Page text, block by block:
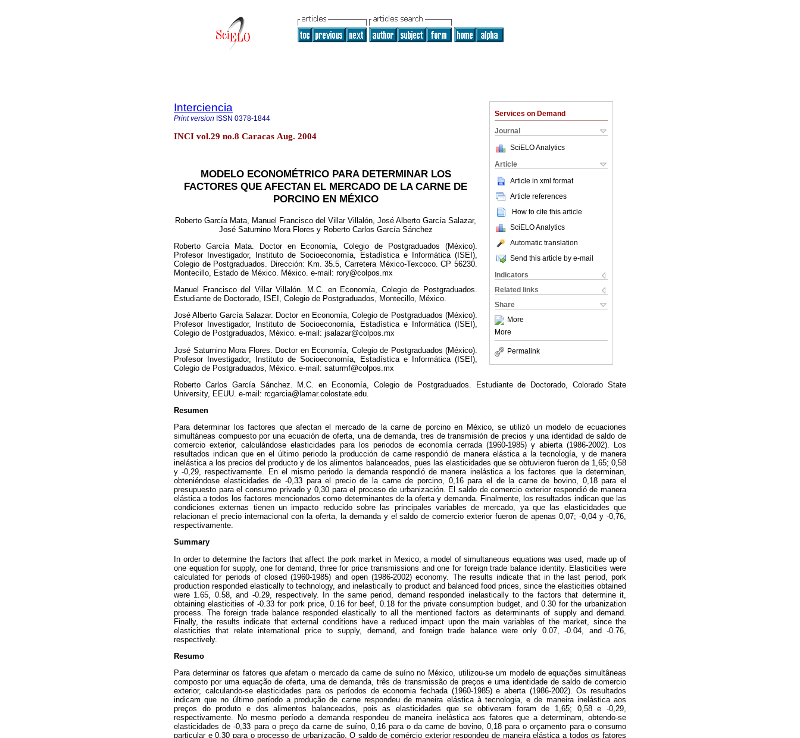
Services on Demand
Journal
SciELO Analytics
Article
Article in xml format
Article references
How to cite this article
SciELO Analytics
Automatic translation
Send this article by e-mail
Indicators
Related links
Share
More
More
Permalink
Interciencia
Print version ISSN 0378-1844
INCI vol.29 no.8 Caracas Aug. 2004
MODELO ECONOMÉTRICO PARA DETERMINAR LOS
FACTORES QUE AFECTAN EL MERCADO DE LA CARNE DE
PORCINO EN MÉXICO
Roberto García Mata, Manuel Francisco del Villar Villalón, José Alberto García Salazar,
José Saturnino Mora Flores y Roberto Carlos García Sánchez
Roberto García Mata. Doctor en Economía, Colegio de Postgraduados (México).
Profesor Investigador, Instituto de Socioeconomía, Estadística e Informática (ISEI),
Colegio de Postgraduados. Dirección: Km. 35.5, Carretera México-Texcoco. CP 56230.
Montecillo, Estado de México. México. e-mail: rory@colpos.mx
Manuel Francisco del Villar Villalón. M.C. en Economía, Colegio de Postgraduados.
Estudiante de Doctorado, ISEI, Colegio de Postgraduados, Montecillo, México.
José Alberto García Salazar. Doctor en Economía, Colegio de Postgraduados (México).
Profesor Investigador, Instituto de Socioeconomía, Estadística e Informática (ISEI),
Colegio de Postgraduados, México. e-mail: jsalazar@colpos.mx
José Saturnino Mora Flores. Doctor en Economía, Colegio de Postgraduados (México).
Profesor Investigador, Instituto de Socioeconomía, Estadística e Informática (ISEI),
Colegio de Postgraduados, México. e-mail: saturmf@colpos.mx
Roberto Carlos García Sánchez. M.C. en Economía, Colegio de Postgraduados. Estudiante de Doctorado, Colorado State
University, EEUU. e-mail: rcgarcia@lamar.colostate.edu.
Resumen
Para determinar los factores que afectan el mercado de la carne de porcino en México, se utilizó un modelo de ecuaciones
simultáneas compuesto por una ecuación de oferta, una de demanda, tres de transmisión de precios y una identidad de saldo de
comercio exterior, calculándose elasticidades para los periodos de economía cerrada (1960-1985) y abierta (1986-2002). Los
resultados indican que en el último periodo la producción de carne respondió de manera elástica a la tecnología, y de manera
inelástica a los precios del producto y de los alimentos balanceados, pues las elasticidades que se obtuvieron fueron de 1,65; 0,58
y -0,29, respectivamente. En el mismo periodo la demanda respondió de manera inelástica a los factores que la determinan,
obteniéndose elasticidades de -0,33 para el precio de la carne de porcino, 0,16 para el de la carne de bovino, 0,18 para el
presupuesto para el consumo privado y 0,30 para el proceso de urbanización. El saldo de comercio exterior respondió de manera
elástica a todos los factores mencionados como determinantes de la oferta y demanda. Finalmente, los resultados indican que las
condiciones externas tienen un impacto reducido sobre las principales variables de mercado, ya que las elasticidades que
relacionan el precio internacional con la oferta, la demanda y el saldo de comercio exterior fueron de apenas 0,07; -0,04 y -0,76,
respectivamente.
Summary
In order to determine the factors that affect the pork market in Mexico, a model of simultaneous equations was used, made up of
one equation for supply, one for demand, three for price transmissions and one for foreign trade balance identity. Elasticities were
calculated for periods of closed (1960-1985) and open (1986-2002) economy. The results indicate that in the last period, pork
production responded elastically to technology, and inelastically to product and balanced food prices, since the elasticities obtained
were 1.65, 0.58, and -0.29, respectively. In the same period, demand responded inelastically to the factors that determine it,
obtaining elasticities of -0.33 for pork price, 0.16 for beef, 0.18 for the private consumption budget, and 0.30 for the urbanization
process. The foreign trade balance responded elastically to all the mentioned factors as determinants of supply and demand.
Finally, the results indicate that external conditions have a reduced impact upon the main variables of the market, since the
elasticities that relate international price to supply, demand, and foreign trade balance were only 0.07, -0.04, and -0.76,
respectively.
Resumo
Para determinar os fatores que afetam o mercado da carne de suíno no México, utilizou-se um modelo de equações simultâneas
composto por uma equação de oferta, uma de demanda, três de transmissão de preços e uma identidade de saldo de comercio
exterior, calculando-se elasticidades para os períodos de economia fechada (1960-1985) e aberta (1986-2002). Os resultados
indicam que no último período a produção de carne respondeu de maneira elástica à tecnologia, e de maneira inelástica aos
preços do produto e dos alimentos balanceados, pois as elasticidades que se obtiveram foram de 1,65; 0,58 e -0,29,
respectivamente. No mesmo período a demanda respondeu de maneira inelástica aos fatores que a determinam, obtendo-se
elasticidades de -0,33 para o preço da carne de suíno, 0,16 para o da carne de bovino, 0,18 para o orçamento para o consumo
particular e 0,30 para o processo de urbanização. O saldo de comércio exterior respondeu de maneira elástica a todos os fatores